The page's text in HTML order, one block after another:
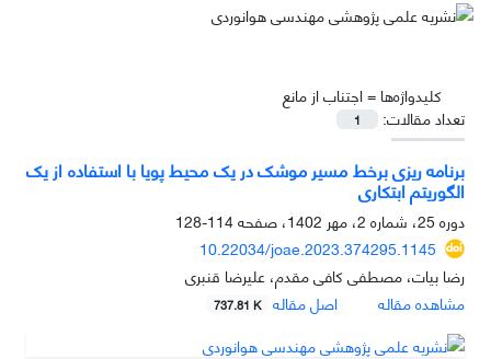
کلیدواژه‌ها =اجتناب از مانع
تعداد مقالات:
1
برنامه‌ ریزی برخط مسیر موشک در یک محیط پویا با استفاده از یک
الگوریتم ابتکاری
دوره 25، شماره 2، مهر 1402، صفحه
114-128
10.22034/joae.2023.374295.1145
رضا بیات، مصطفی کافی مقدم، علیرضا قنبری
مشاهده مقاله
اصل مقاله 737.81 K